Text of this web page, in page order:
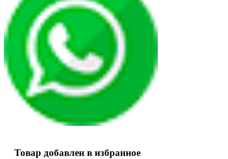
Товар добавлен в избранное